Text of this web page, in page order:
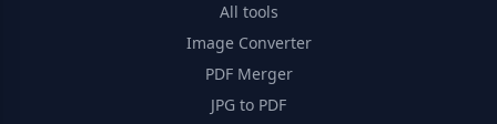
All tools
Image Converter
PDF Merger
JPG to PDF